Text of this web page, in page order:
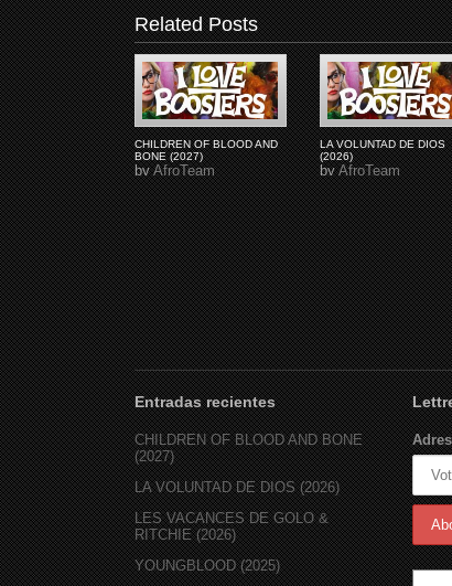
Related Posts
CHILDREN OF BLOOD AND
BONE (2027)
byAfroTeam
LA VOLUNTAD DE DIOS
(2026)
byAfroTeam
Entradas recientes
CHILDREN OF BLOOD AND BONE
(2027)
LA VOLUNTAD DE DIOS (2026)
LES VACANCES DE GOLO &
RITCHIE (2026)
YOUNGBLOOD (2025)